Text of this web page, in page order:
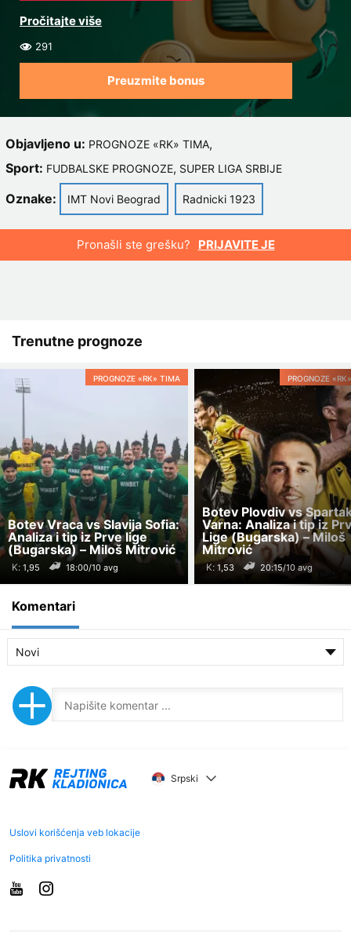
291
Preuzmite bonus
Objavljeno u: PROGNOZE «RK» TIMA,
Sport: FUDBALSKE PROGNOZE, SUPER LIGA SRBIJE
Oznake: IMT Novi Beograd Radnicki 1923
Pronašli ste grešku? PRIJAVITE JE
Trenutne prognoze
PROGNOZE «RK» TIMA
Botev Vraca vs Slavija Sofia:
Analiza i tip iz Prve lige
(Bugarska) – Miloš Mitrović
K: 18:00/10 avg
PROGNOZE
Botev Plovdiv vs
Varna: Analiza i tip iz
Lige (Bugarska) – Miloš
Mitrović
K: 20:15/10 avg
Komentari
Novi
Srpski
Uslovi korišćenja veb lokacije
Politika privatnosti